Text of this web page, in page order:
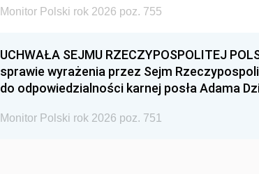
Monitor Polski rok 2026 poz. 755
UCHWAŁA SEJMU RZECZYPOSPOLITEJ
sprawie wyrażenia przez Sejm
do odpowiedzialności karnej posła Adama
Monitor Polski rok 2026 poz. 751